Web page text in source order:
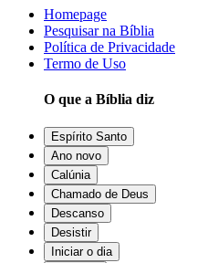
Homepage
Pesquisar na Bíblia
Política de Privacidade
Termo de Uso
O que a Bíblia diz
Espírito Santo
Ano novo
Calúnia
Chamado de Deus
Descanso
Desistir
Iniciar o dia